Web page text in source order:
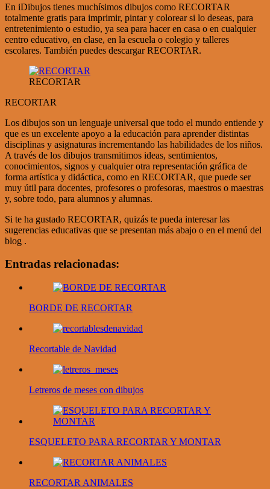
En iDibujos tienes muchísimos dibujos como RECORTAR
totalmente gratis para imprimir, pintar y colorear si lo deseas, para
entretenimiento o estudio, ya sea para hacer en casa o en cualquier
centro educativo, en clase, en la escuela o colegio y talleres
escolares. También puedes descargar RECORTAR.
RECORTAR
RECORTAR
Los dibujos son un lenguaje universal que todo el mundo entiende y
que es un excelente apoyo a la educación para aprender distintas
disciplinas y asignaturas incrementando las habilidades de los niños.
A través de los dibujos transmitimos ideas, sentimientos,
conocimientos, signos y cualquier otra representación gráfica de
forma artística y didáctica, como en RECORTAR, que puede ser
muy útil para docentes, profesores o profesoras, maestros o maestras
y, sobre todo, para alumnos y alumnas.
Si te ha gustado RECORTAR, quizás te pueda interesar las
sugerencias educativas que se presentan más abajo o en el menú del
blog .
Entradas relacionadas:
BORDE DE RECORTAR
Recortable de Navidad
Letreros de meses con dibujos
ESQUELETO PARA RECORTAR Y MONTAR
RECORTAR ANIMALES